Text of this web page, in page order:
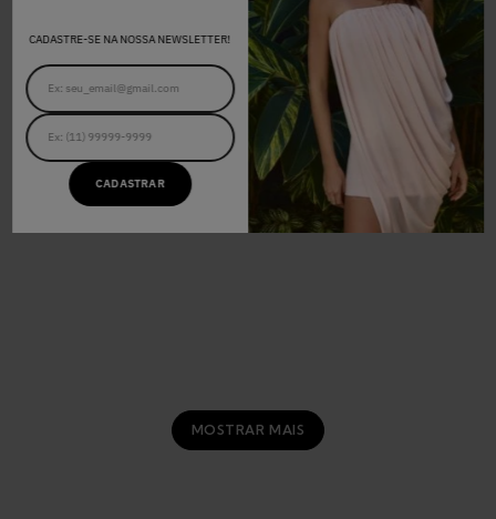
CADASTRE-SE NA NOSSA NEWSLETTER!
CADASTRAR
MOSTRAR MAIS